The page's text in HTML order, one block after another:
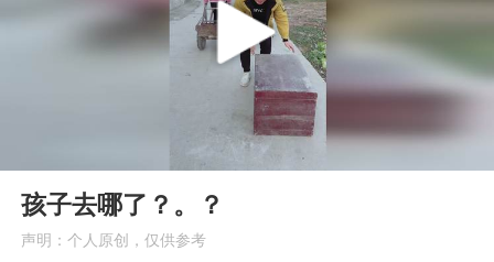
河南南阳低保户为何背上40万元贷款
泰国初中生饮弹自尽前开了26枪
用AI造出新病毒意味着什么
美股创4月份以来最大单周涨幅
Play
00:12
孩子去哪了？。？
声明：个人原创，仅供参考